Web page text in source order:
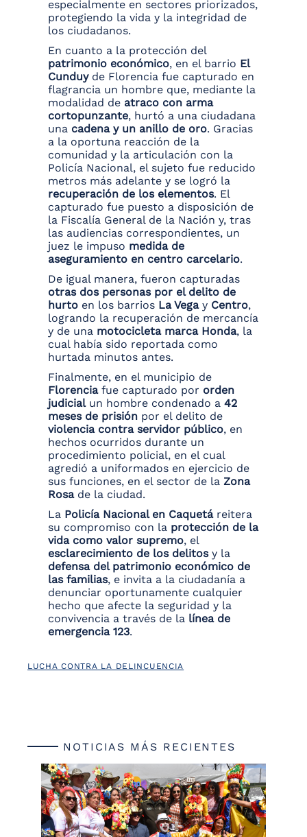
especialmente en sectores priorizados,
protegiendo la vida y la integridad de
los ciudadanos.
En cuanto a la protección del
patrimonio económico, en el barrio El
Cunduyde Florencia fue capturado en
flagrancia un hombre que, mediante la
modalidad de atraco con arma
cortopunzante, hurtó a una ciudadana
una cadena y un anillo de oro. Gracias
a la oportuna reacción de la
comunidad y la articulación con la
Policía Nacional, el sujeto fue reducido
metros más adelante y se logró la
recuperación de los elementos. El
capturado fue puesto a disposición de
la Fiscalía General de la Nación y, tras
las audiencias correspondientes, un
juez le impuso medida de
aseguramiento en centro carcelario.
De igual manera, fueron capturadas
otras dos personas por el delito de
hurto en los barrios La Vegay Centro,
logrando la recuperación de mercancía
y de una motocicleta marca Honda, la
cual había sido reportada como
hurtada minutos antes.
Finalmente, en el municipio de
Florenciafue capturado por orden
judicialun hombre condenado a 42
meses de prisión por el delito de
violencia contra servidor público, en
hechos ocurridos durante un
procedimiento policial, en el cual
agredió a uniformados en ejercicio de
sus funciones, en el sector de la Zona
Rosade la ciudad.
La Policía Nacional en Caquetáreitera
su compromiso con la protección de la
vida como valor supremo, el
esclarecimiento de los delitosy la
defensa del patrimonio económico de
las familias, e invita a la ciudadanía a
denunciar oportunamente cualquier
hecho que afecte la seguridad y la
convivencia a través de la línea de
emergencia 123.
LUCHA CONTRA LA DELINCUENCIA
NOTICIAS MÁS RECIENTES